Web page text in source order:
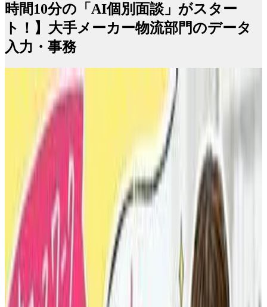
時間10分の「AI個別面談」がスター
ト！】大手メーカー物流部門のデータ
入力・事務